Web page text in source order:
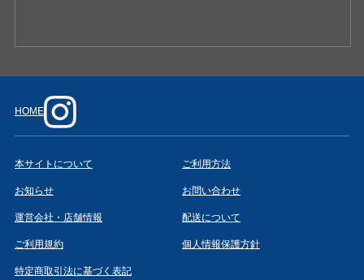
HOME
本サイトについて ご利用方法
お知らせ お問い合わせ
運営会社・店舗情報 配送について
ご利用規約 個人情報保護方針
特定商取引法に基づく表記